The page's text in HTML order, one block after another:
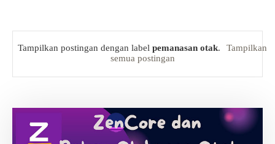
Tampilkan postingan dengan labelpemanasan otak.
Tampilkan
semua postingan